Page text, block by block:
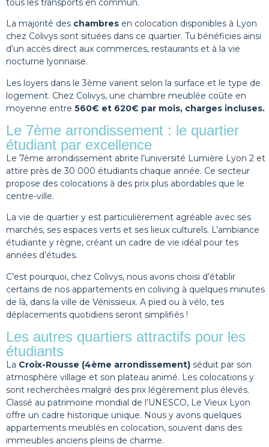
tous les transports en commun.
La majorité des chambres en colocation disponibles à Lyon
chez Colivys sont situées dans ce quartier. Tu bénéficies ainsi
d’un accès direct aux commerces, restaurants et à la vie
nocturne lyonnaise.
Les loyers dans le 3ème varient selon la surface et le type de
logement. Chez Colivys, une chambre meublée coûte en
moyenne entre 560€ et 620€ par mois, charges incluses.
Le 7ème arrondissement : le quartier
étudiant par excellence
Le 7ème arrondissement abrite l’université Lumière Lyon 2 et
attire près de 30 000 étudiants chaque année. Ce secteur
propose des colocations à des prix plus abordables que le
centre-ville.
La vie de quartier y est particulièrement agréable avec ses
marchés, ses espaces verts et ses lieux culturels. L’ambiance
étudiante y règne, créant un cadre de vie idéal pour tes
années d’études.
C’est pourquoi, chez Colivys, nous avons choisi d’établir
certains de nos appartements en coliving à quelques minutes
de là, dans la ville de Vénissieux. A pied ou à vélo, tes
déplacements quotidiens seront simplifiés !
Les autres quartiers attractifs pour les
étudiants
La Croix-Rousse (4ème arrondissement) séduit par son
atmosphère village et son plateau animé. Les colocations y
sont recherchées malgré des prix légèrement plus élevés.
Classé au patrimoine mondial de l’UNESCO, Le Vieux Lyon
offre un cadre historique unique. Nous y avons quelques
appartements meublés en colocation, souvent dans des
immeubles anciens pleins de charme.